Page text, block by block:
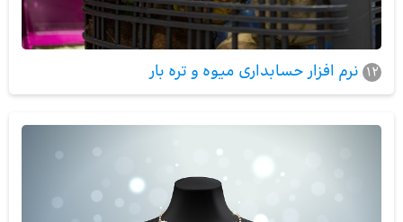
12 نرم افزار حسابداری میوه و تره بار